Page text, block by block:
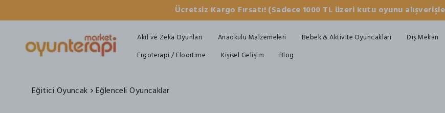
Ücretsiz Kargo Fırsatı! (Sadece 1000 TL üzeri kutu oyunu
Akıl ve Zeka Oyunları Anaokulu Malzemeleri Bebek & Aktivite Oyuncakları Dış Mekan
Ergoterapi / Floortime
Kişisel Gelişim Blog
Eğitici Oyuncak Eğlenceli Oyuncaklar